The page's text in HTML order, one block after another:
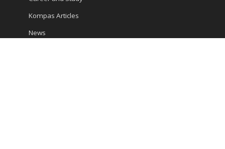
Kompas Articles
News